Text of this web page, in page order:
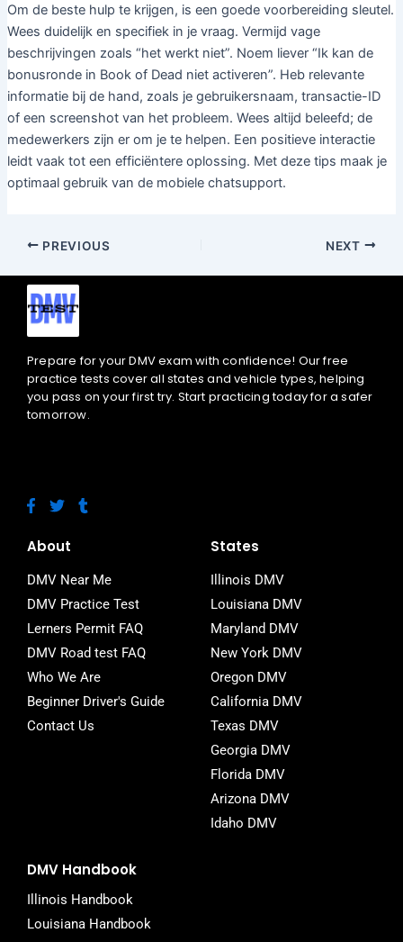
Om de beste hulp te krijgen, is een goede voorbereiding sleutel.
Wees duidelijk en specifiek in je vraag. Vermijd vage
beschrijvingen zoals “het werkt niet”. Noem liever “Ik kan de
bonusronde in Book of Dead niet activeren”. Heb relevante
informatie bij de hand, zoals je gebruikersnaam, transactie-ID
of een screenshot van het probleem. Wees altijd beleefd; de
medewerkers zijn er om je te helpen. Een positieve interactie
leidt vaak tot een efficiëntere oplossing. Met deze tips maak je
optimaal gebruik van de mobiele chatsupport.
PREVIOUS NEXT
Prepare for your DMV exam with confidence! Our free
practice tests cover all states and vehicle types, helping
you pass on your first try. Start practicing today for a safer
tomorrow.
F
a
e
o
o
k
-
f
T
w
t
e
r
T
u
r
About
DMV Near Me
DMV Practice Test
Lerners Permit FAQ
DMV Road test FAQ
Who We Are
Beginner Driver's Guide
Contact Us
States
Illinois DMV
Louisiana DMV
Maryland DMV
New York DMV
Oregon DMV
California DMV
Texas DMV
Georgia DMV
Florida DMV
Arizona DMV
Idaho DMV
DMV Handbook
Illinois Handbook
Louisiana Handbook